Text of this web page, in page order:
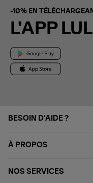
-10% EN
L'APP
BESOIN D'AIDE ?
À PROPOS
NOS SERVICES